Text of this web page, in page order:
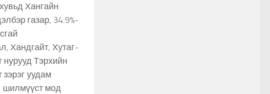
Хангайн
газар, 34.9%-
Хандгайт, Хутаг-
нурууд Тэрхийн
уудам
шилмүүст мод